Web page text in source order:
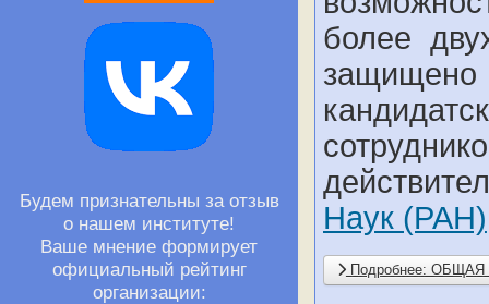
Будем признательны за отзыв
о нашем институте!
Ваше мнение формирует
официальный рейтинг
организации:
более
Наук (РАН)
Подробнее: